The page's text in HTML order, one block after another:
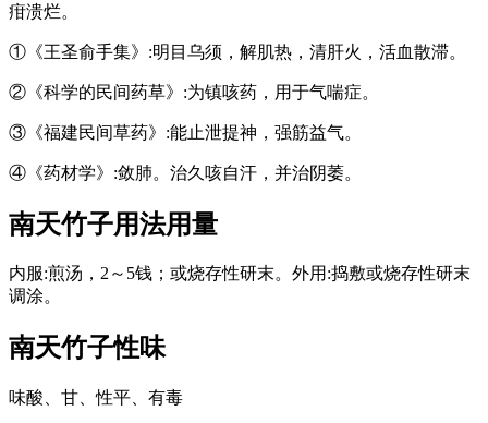
疳溃烂。
①《王圣俞手集》:明目乌须，解肌热，清肝火，活血散滞。
②《科学的民间药草》:为镇咳药，用于气喘症。
③《福建民间草药》:能止泄提神，强筋益气。
④《药材学》:敛肺。治久咳自汗，并治阴萎。
南天竹子用法用量
内服:煎汤，2～5钱；或烧存性研末。外用:捣敷或烧存性研末
调涂。
南天竹子性味
味酸、甘、性平、有毒